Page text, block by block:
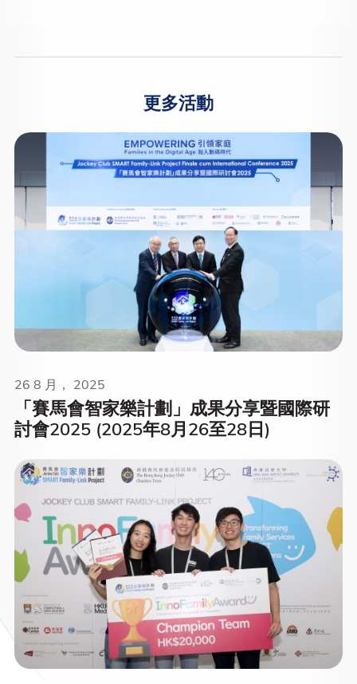
更多活動
「賽馬會智家樂計劃」成果分享暨國際研
討會2025 (2025年8月26至28日)
26 8 月， 2025